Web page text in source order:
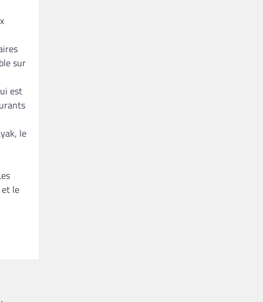
sur
est
le
le